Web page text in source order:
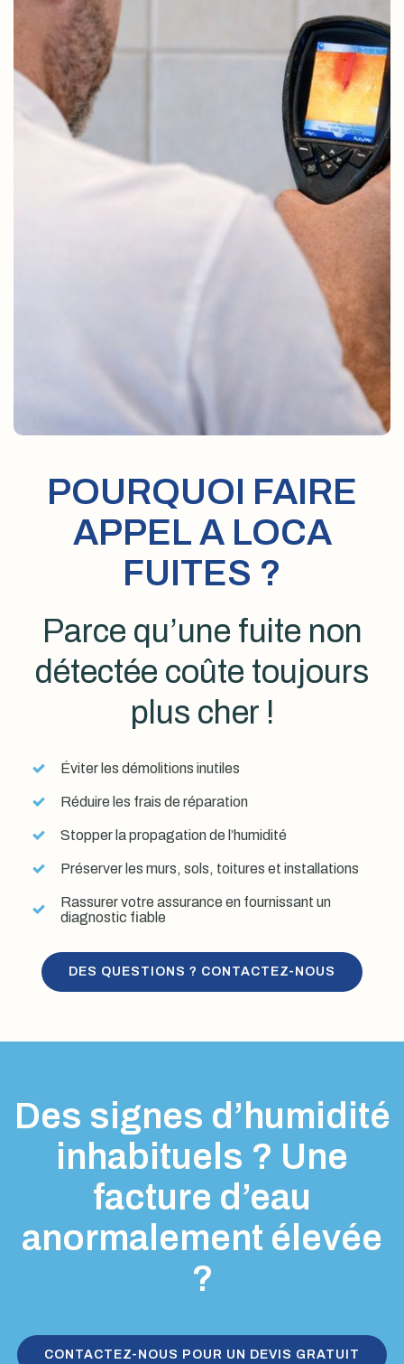
POURQUOI FAIRE
APPEL A LOCA
FUITES ?
Parce qu’une fuite non
détectée coûte toujours
plus cher !
Éviter les démolitions inutiles
Réduire les frais de réparation
Stopper la propagation de l’humidité
Préserver les murs, sols, toitures et installations
Rassurer votre assurance en fournissant un
diagnostic fiable
DES QUESTIONS ? CONTACTEZ-NOUS
Des signes d’humidité
inhabituels ? Une
facture d’eau
anormalement élevée
?
CONTACTEZ-NOUS POUR UN DEVIS GRATUIT